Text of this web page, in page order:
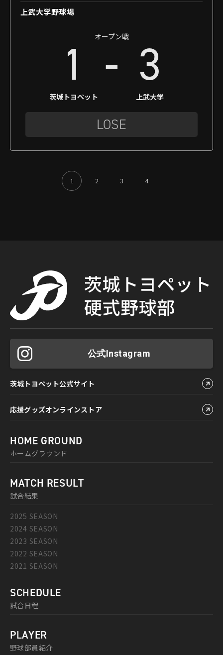
上武大学野球場
オープン戦
1
茨城トヨペット
- 3
上武大学
LOSE
1 2 3 4
公式Instagram
茨城トヨペット公式サイト
応援グッズオンラインストア
HOME GROUND
ホームグラウンド
MATCH RESULT
試合結果
2025 SEASON
2024 SEASON
2023 SEASON
2022 SEASON
2021 SEASON
SCHEDULE
試合日程
PLAYER
野球部員紹介